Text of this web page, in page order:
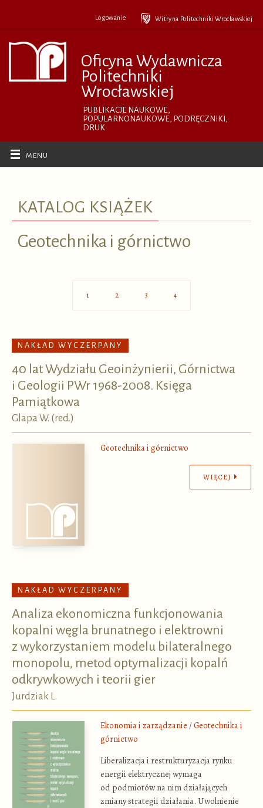
Logowanie Witryna Politechniki Wrocławskiej
Oficyna Wydawnicza
Politechniki
Wrocławskiej
PUBLIKACJE NAUKOWE,
POPULARNONAUKOWE, PODRĘCZNIKI,
DRUK
KATALOG KSIĄŻEK
Geotechnika i górnictwo
1 2 3 4
NAKŁAD WYCZERPANY
40 lat Wydziału Geoinżynierii, Górnictwa
i Geologii PWr 1968-2008. Księga
Pamiątkowa
Glapa W. (red.)
Geotechnika i górnictwo
WIĘCEJ
NAKŁAD WYCZERPANY
Analiza ekonomiczna funkcjonowania
kopalni węgla brunatnego i elektrowni
z wykorzystaniem modelu bilateralnego
monopolu, metod optymalizacji kopalń
odkrywkowych i teorii gier
Jurdziak L.
Ekonomia i zarządzanie /Geotechnika i
górnictwo
Liberalizacja i restrukturyzacja rynku
energii elektrycznej wymaga
od podmiotów na nim działających
zmiany strategii działania. Uwolnienie